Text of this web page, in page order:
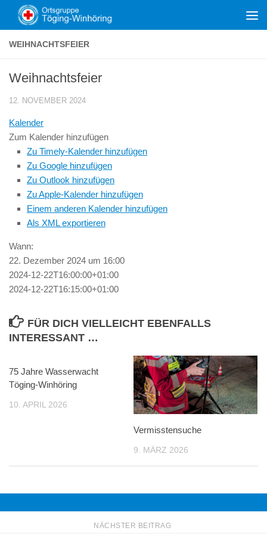
Zum Inhalt springen
WEIHNACHTSFEIER
Weihnachtsfeier
12. NOVEMBER 2024
Kalender
Zum Kalender hinzufügen
Zu Timely-Kalender hinzufügen
Zu Google hinzufügen
Zu Outlook hinzufügen
Zu Apple-Kalender hinzufügen
Einem anderen Kalender hinzufügen
Als XML exportieren
Wann:
22. Dezember 2024 um 16:00
2024-12-22T16:00:00+01:00
2024-12-22T16:15:00+01:00
FÜR DICH VIELLEICHT EBENFALLS
INTERESSANT …
75 Jahre Wasserwacht
Töging-Winhöring
10. APRIL 2026
Vermisstensuche
9. MÄRZ 2026
NÄCHSTER BEITRAG